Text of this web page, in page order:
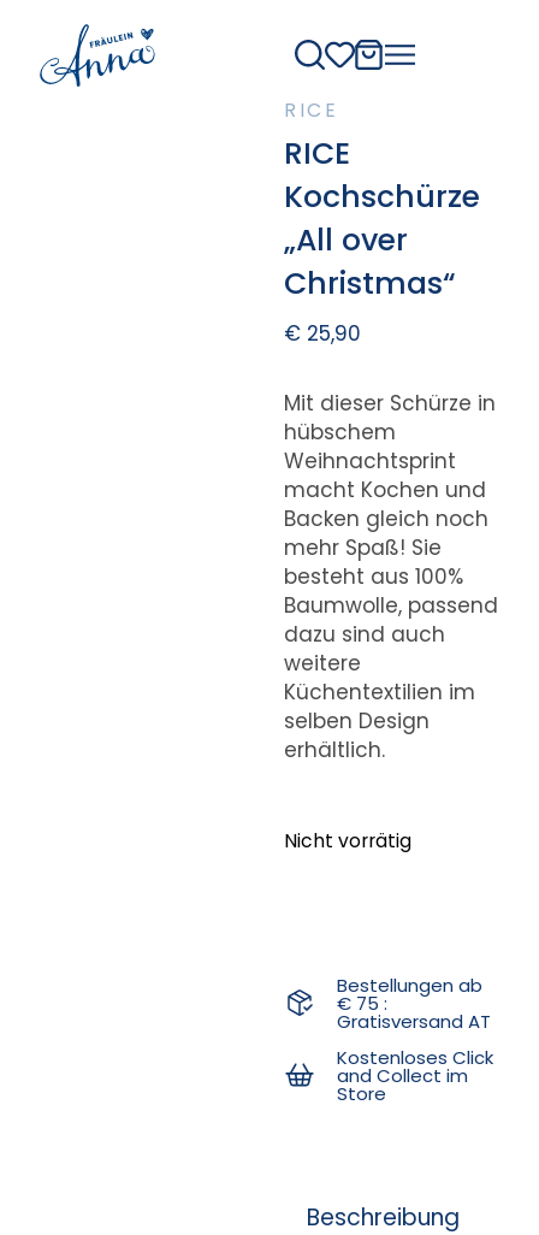
RICE
RICE
Kochschürze
„All over
Christmas“
€25,90
Mit dieser Schürze in
hübschem
Weihnachtsprint
macht Kochen und
Backen gleich noch
mehr Spaß! Sie
besteht aus 100%
Baumwolle, passend
dazu sind auch
weitere
Küchentextilien im
selben Design
erhältlich.
Nicht vorrätig
Bestellungen ab
€ 75 :
Gratisversand AT
Kostenloses Click
and Collect im
Store
Beschreibung